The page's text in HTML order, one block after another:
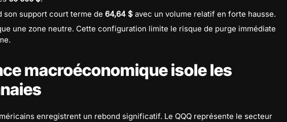
son support court terme de 64,64 $ avec un volume relatif en forte hausse.
une zone neutre. Cette configuration limite le risque de purge immédiate
macroéconomique isole les
enregistrent un rebond significatif. Le QQQ représente le secteur